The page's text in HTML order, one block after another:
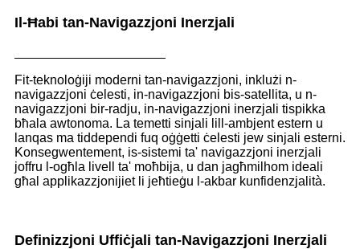
Il-Ħabi tan-Navigazzjoni Inerzjali
Fit-teknoloġiji moderni tan-navigazzjoni, inklużi n-
navigazzjoni ċelesti, in-navigazzjoni bis-satellita, u n-
navigazzjoni bir-radju, in-navigazzjoni inerzjali tispikka
bħala awtonoma. La temetti sinjali lill-ambjent estern u
lanqas ma tiddependi fuq oġġetti ċelesti jew sinjali esterni.
Konsegwentement, is-sistemi ta' navigazzjoni inerzjali
joffru l-ogħla livell ta' moħbija, u dan jagħmilhom ideali
għal applikazzjonijiet li jeħtieġu l-akbar kunfidenzjalità.
Definizzjoni Uffiċjali tan-Navigazzjoni Inerzjali